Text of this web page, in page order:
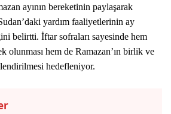
ayının bereketinin paylaşarak
yardım faaliyetlerinin ay
belirtti. İftar sofraları sayesinde hem
olunması hem de Ramazan’ın birlik ve
hedefleniyor.